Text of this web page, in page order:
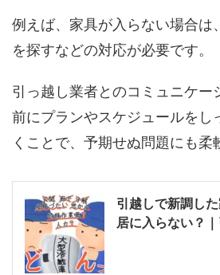
例えば、家具が入らない場合は
を探すなどの対応が必要です。
引っ越し業者とのコミュニケー
前にプランやスケジュールをし
くことで、予期せぬ問題にも柔
引越しで新調し
居に入らない？